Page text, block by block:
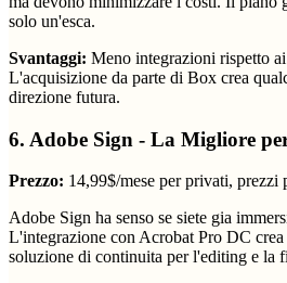
solo un'esca.
Svantaggi: Meno integrazioni rispetto
L'acquisizione da parte di Box crea
direzione futura.
6. Adobe Sign - La Migliore
Prezzo: 14,99$/mese per privati, prezzi
Adobe Sign ha senso se siete gia
L'integrazione con Acrobat Pro DC
soluzione di continuita per l'editing e la